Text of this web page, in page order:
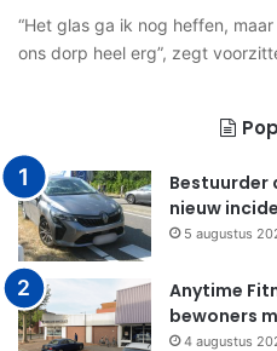
“Het glas ga ik nog heffen,
ons dorp heel erg”, zegt
Bestuurder
nieuw
5 augustus
Anytime
bewoners
4 augustus